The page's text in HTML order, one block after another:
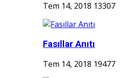
Tem 14, 2018 13307
Fasıllar Anıtı
Tem 14, 2018 19477